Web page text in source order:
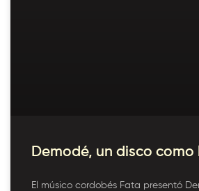
Demodé, un disco como
El músico cordobés Fata presentó